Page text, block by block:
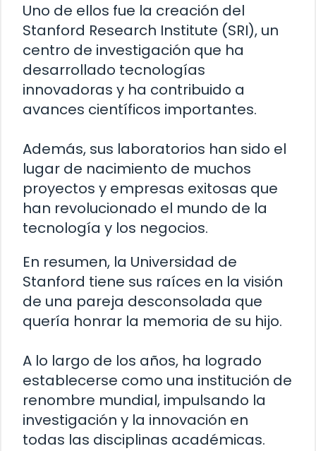
Uno de ellos fue la creación del
Stanford Research Institute (SRI), un
centro de investigación que ha
desarrollado tecnologías
innovadoras y ha contribuido a
avances científicos importantes.
Además, sus laboratorios han sido el
lugar de nacimiento de muchos
proyectos y empresas exitosas que
han revolucionado el mundo de la
tecnología y los negocios.
En resumen, la Universidad de
Stanford tiene sus raíces en la visión
de una pareja desconsolada que
quería honrar la memoria de su hijo.
A lo largo de los años, ha logrado
establecerse como una institución de
renombre mundial, impulsando la
investigación y la innovación en
todas las disciplinas académicas.